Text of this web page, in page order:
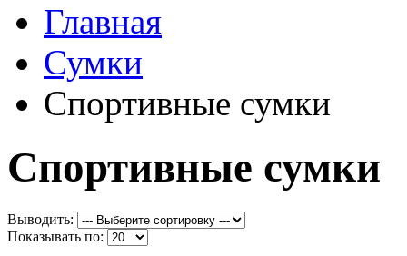
Главная
Сумки
Спортивные сумки
Спортивные сумки
Выводить:
Показывать по: